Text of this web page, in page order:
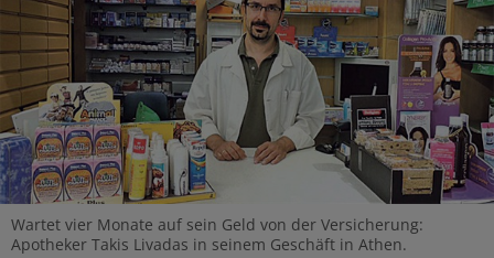
Wartet vier Monate auf sein Geld von der Versicherung:
Apotheker Takis Livadas in seinem Geschäft in Athen.